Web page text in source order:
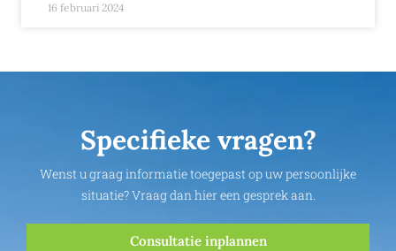
16 februari 2024
Specifieke vragen?
Wenst u graag informatie toegepast op uw persoonlijke
situatie? Vraag dan hier een gesprek aan.
Consultatie inplannen